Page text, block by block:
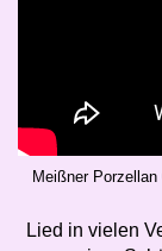
Meißner
Lied in vielen